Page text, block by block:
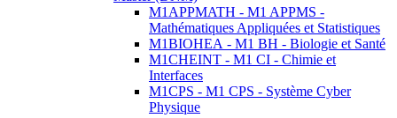
M1APPMATH - M1 APPMS -
Mathématiques Appliquées et Statistiques
M1BIOHEA - M1 BH - Biologie et Santé
M1CHEINT - M1 CI - Chimie et
Interfaces
M1CPS - M1 CPS - Système Cyber
Physique